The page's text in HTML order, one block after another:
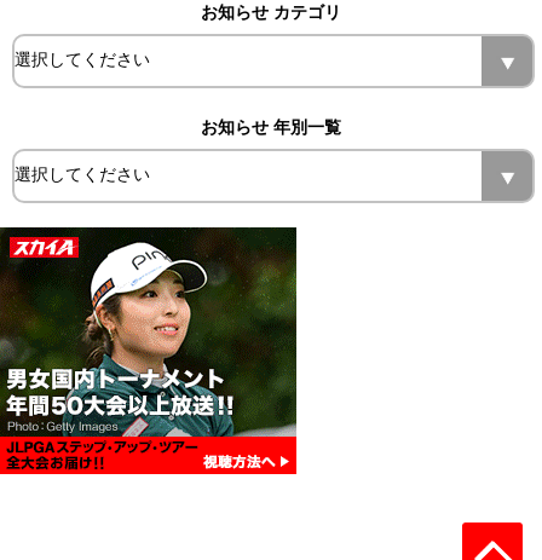
お知らせ カテゴリ
お知らせ 年別一覧